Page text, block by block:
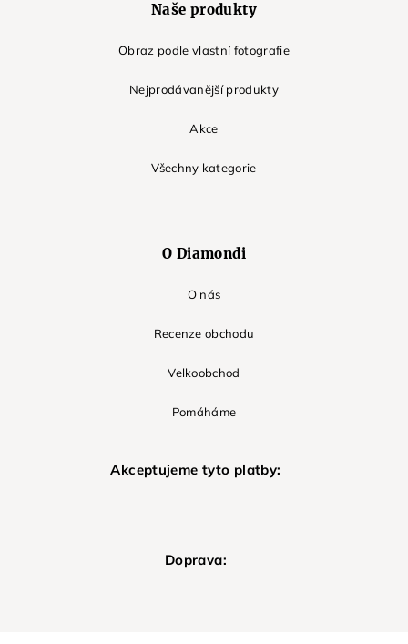
Naše produkty
Obraz podle vlastní fotografie
Nejprodávanější produkty
Akce
Všechny kategorie
O Diamondi
O nás
Recenze obchodu
Velkoobchod
Pomáháme
Akceptujeme tyto platby:
Doprava: